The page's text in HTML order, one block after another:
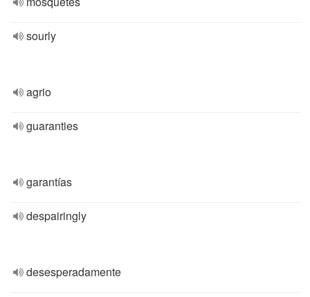
sourly
agrio
guaranties
garantías
despairingly
desesperadamente